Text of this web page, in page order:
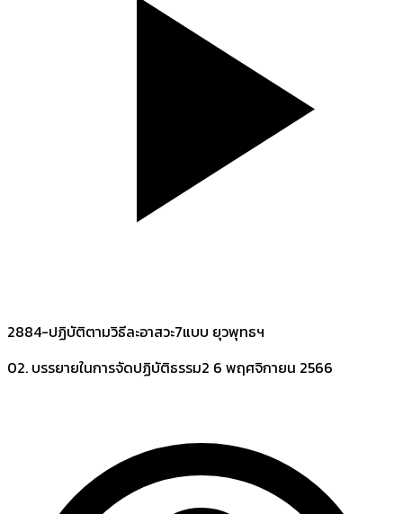
2884-ปฏิบัติตามวิธีละอาสวะ7แบบ ยุวพุทธฯ
02. บรรยายในการจัดปฏิบัติธรรม2 6 พฤศจิกายน 2566